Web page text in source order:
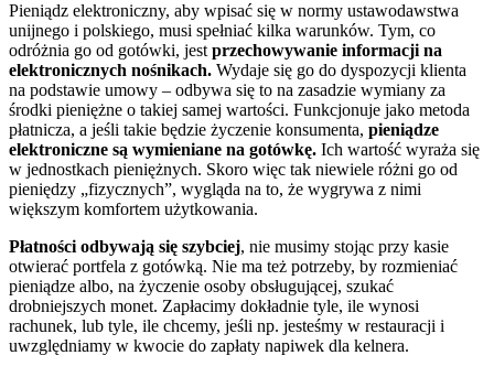
Pieniądz elektroniczny, aby wpisać się w normy ustawodawstwa
unijnego i polskiego, musi spełniać kilka warunków. Tym, co
odróżnia go od gotówki, jestprzechowywanie informacji na
elektronicznych nośnikach. Wydaje się go do dyspozycji klienta
na podstawie umowy – odbywa się to na zasadzie wymiany za
środki pieniężne o takiej samej wartości. Funkcjonuje jako metoda
płatnicza, a jeśli takie będzie życzenie konsumenta, pieniądze
elektroniczne są wymieniane na gotówkę. Ich wartość wyraża się
w jednostkach pieniężnych. Skoro więc tak niewiele różni go od
pieniędzy „fizycznych”, wygląda na to, że wygrywa z nimi
większym komfortem użytkowania.
Płatności odbywają się szybciej, nie musimy stojąc przy kasie
otwierać portfela z gotówką. Nie ma też potrzeby, by rozmieniać
pieniądze albo, na życzenie osoby obsługującej, szukać
drobniejszych monet. Zapłacimy dokładnie tyle, ile wynosi
rachunek, lub tyle, ile chcemy, jeśli np. jesteśmy w restauracji i
uwzględniamy w kwocie do zapłaty napiwek dla kelnera.